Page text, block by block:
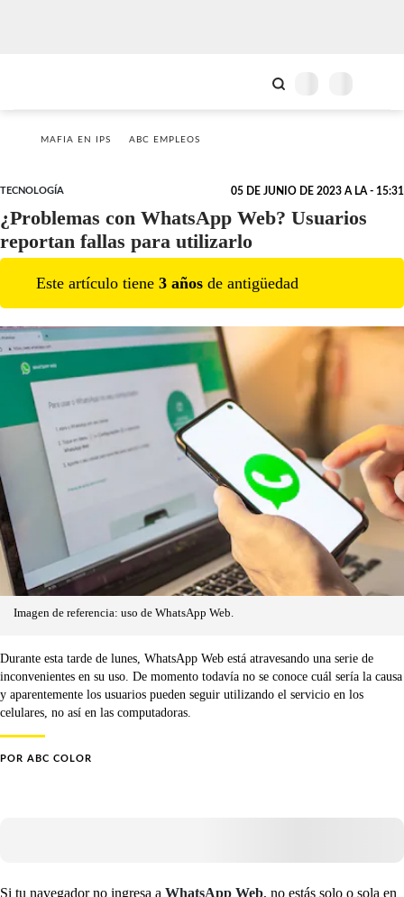
MAFIA EN IPS ABC EMPLEOS
TECNOLOGÍA 05 DE JUNIO DE 2023 A LA - 15:31
¿Problemas con WhatsApp Web? Usuarios
reportan fallas para utilizarlo
Este artículo tiene 3 años de antigüedad
Imagen de referencia: uso de WhatsApp Web.
Durante esta tarde de lunes, WhatsApp Web está atravesando una serie de
inconvenientes en su uso. De momento todavía no se conoce cuál sería la causa
y aparentemente los usuarios pueden seguir utilizando el servicio en los
celulares, no así en las computadoras.
POR ABC COLOR
Si tu navegador no ingresa a WhatsApp Web, no estás solo o sola en